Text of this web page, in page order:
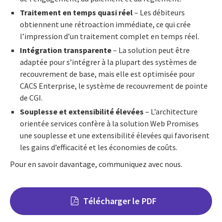
Traitement en temps quasi réel– Les débiteurs
obtiennent une rétroaction immédiate, ce qui crée
l’impression d’un traitement complet en temps réel.
Intégration transparente– La solution peut être
adaptée pour s’intégrer à la plupart des systèmes de
recouvrement de base, mais elle est optimisée pour
CACS Enterprise, le système de recouvrement de pointe
de CGI.
Souplesse et extensibilité élevées – L’architecture
orientée services confère à la solution Web Promises
une souplesse et une extensibilité élevées qui favorisent
les gains d’efficacité et les économies de coûts.
Pour en savoir davantage, communiquez avec nous.
Télécharger le PDF